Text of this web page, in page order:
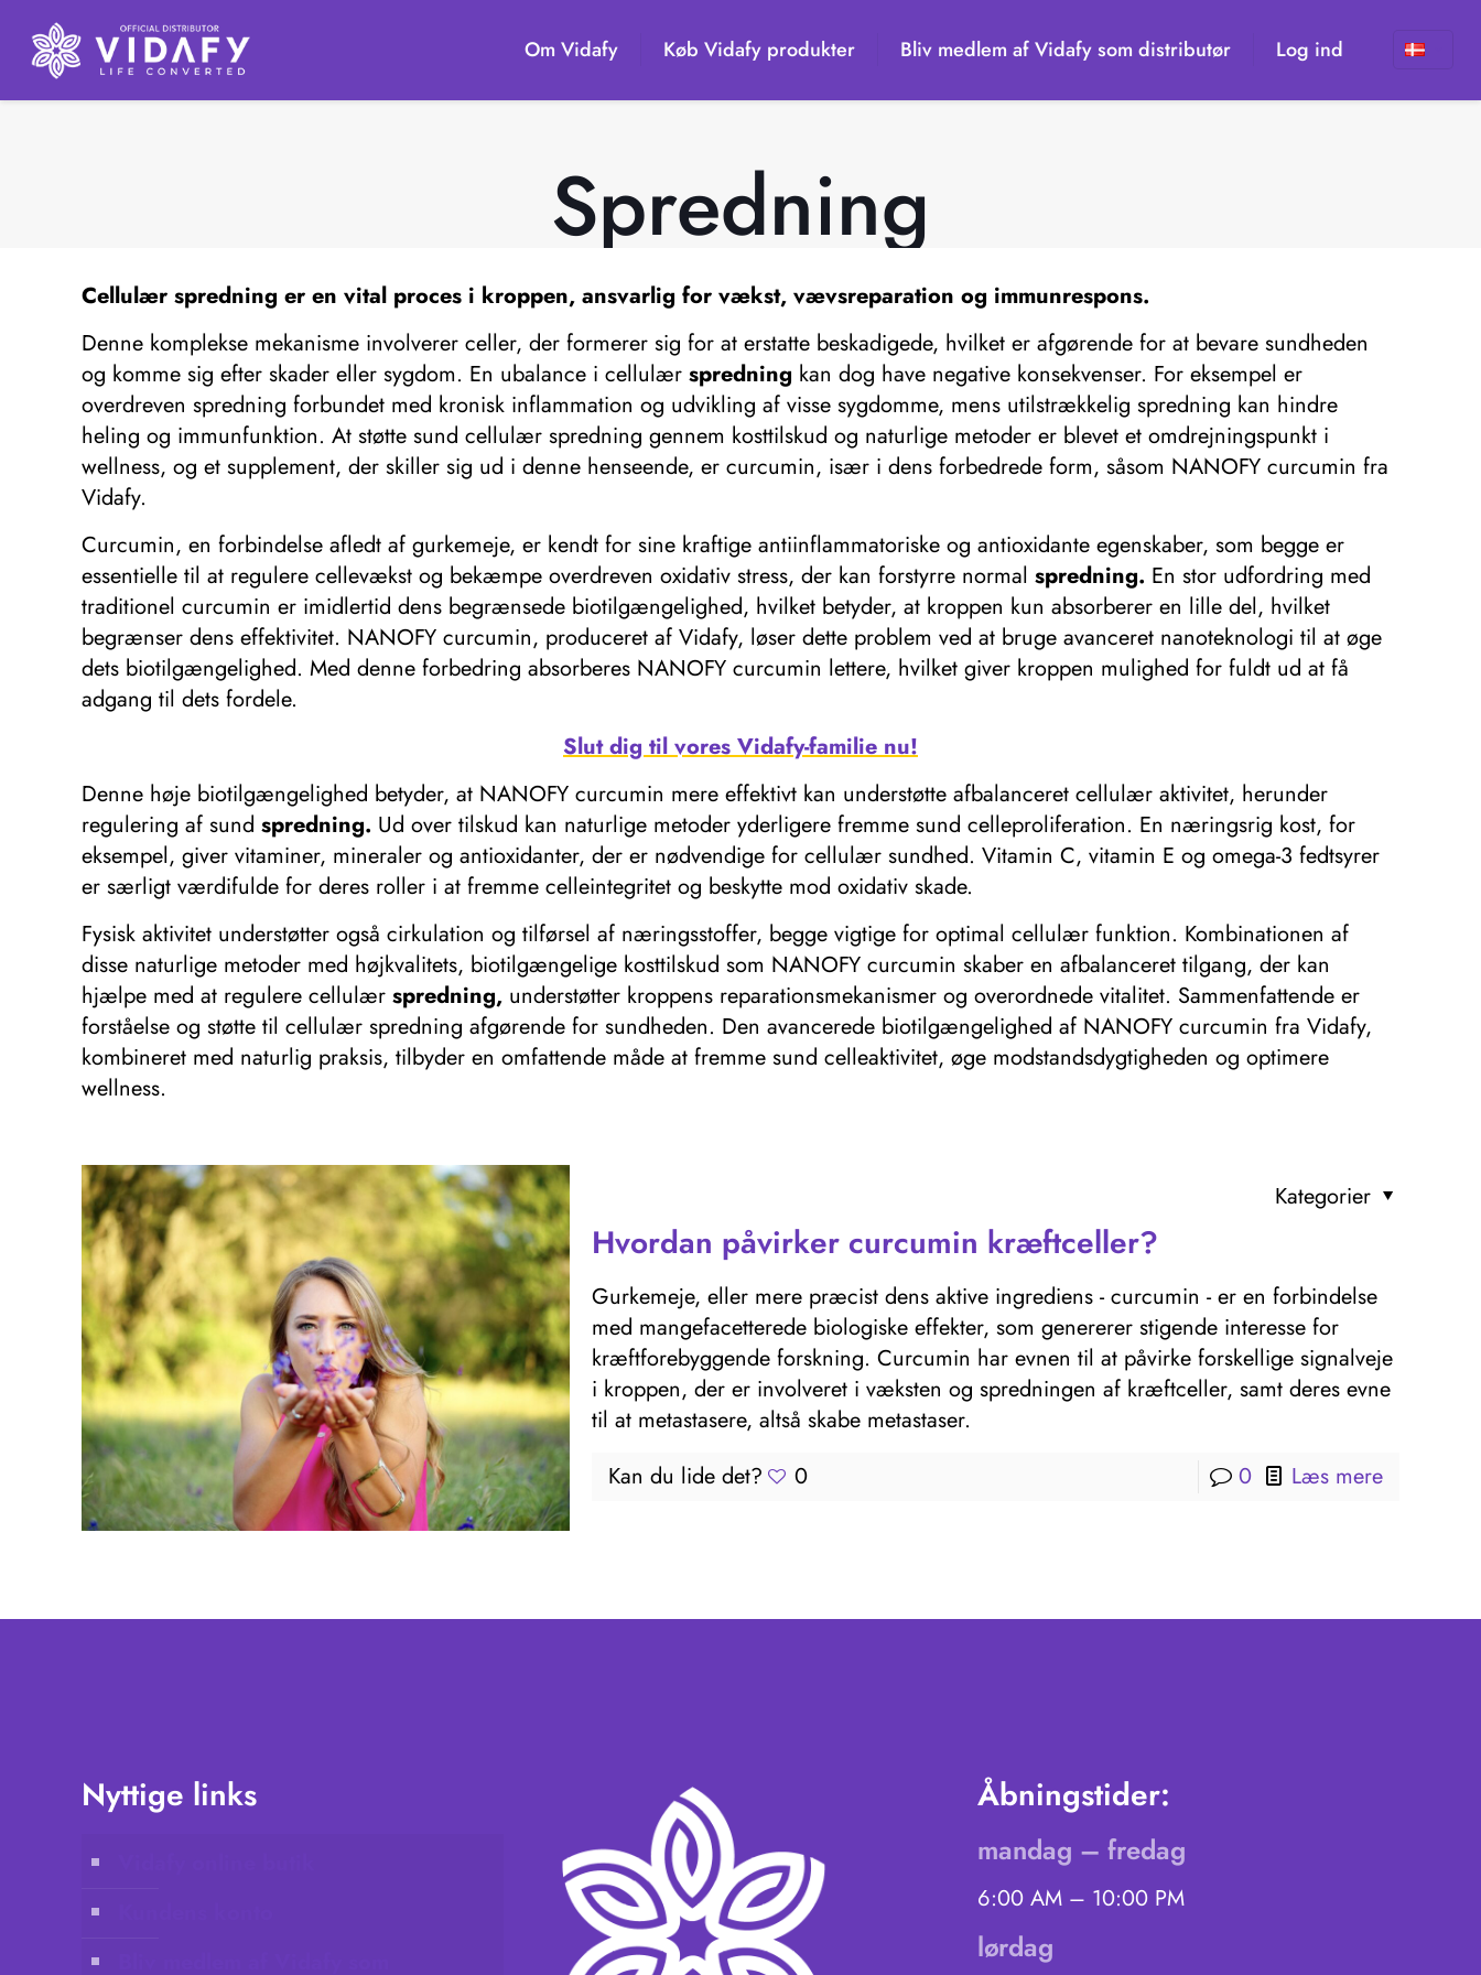
Om Vidafy Køb Vidafy produkter Bliv medlem af Vidafy som distributør Log ind
Spredning
Cellulærspredning er en vital proces i kroppen, ansvarlig for vækst, vævsreparation og immunrespons.
Denne komplekse mekanisme involverer celler, der formerer sig for at erstatte beskadigede, hvilket er afgørende for at bevare sundheden
og komme sig efter skader eller sygdom. En ubalance i cellulærspredning kan dog have negative konsekvenser. For eksempel er
overdreven spredning forbundet med kronisk inflammation og udvikling af visse sygdomme, mens utilstrækkelig spredning kan hindre
heling og immunfunktion. At støtte sund cellulær spredning gennem kosttilskud og naturlige metoder er blevet et omdrejningspunkt i
wellness, og et supplement, der skiller sig ud i denne henseende, er curcumin, især i dens forbedrede form, såsom NANOFY curcumin fra
Vidafy.
Curcumin, en forbindelse afledt af gurkemeje, er kendt for sine kraftige antiinflammatoriske og antioxidante egenskaber, som begge er
essentielle til at regulere cellevækst og bekæmpe overdreven oxidativ stress, der kan forstyrre normalspredning. En stor udfordring med
traditionel curcumin er imidlertid dens begrænsede biotilgængelighed, hvilket betyder, at kroppen kun absorberer en lille del, hvilket
begrænser dens effektivitet. NANOFY curcumin, produceret af Vidafy, løser dette problem ved at bruge avanceret nanoteknologi til at øge
dets biotilgængelighed. Med denne forbedring absorberes NANOFY curcumin lettere, hvilket giver kroppen mulighed for fuldt ud at få
adgang til dets fordele.
Slut dig til vores Vidafy-familie nu!
Denne høje biotilgængelighed betyder, at NANOFY curcumin mere effektivt kan understøtte afbalanceret cellulær aktivitet, herunder
regulering af sundspredning. Ud over tilskud kan naturlige metoder yderligere fremme sund celleproliferation. En næringsrig kost, for
eksempel, giver vitaminer, mineraler og antioxidanter, der er nødvendige for cellulær sundhed. Vitamin C, vitamin E og omega-3 fedtsyrer
er særligt værdifulde for deres roller i at fremme celleintegritet og beskytte mod oxidativ skade.
Fysisk aktivitet understøtter også cirkulation og tilførsel af næringsstoffer, begge vigtige for optimal cellulær funktion. Kombinationen af ​​
disse naturlige metoder med højkvalitets, biotilgængelige kosttilskud som NANOFY curcumin skaber en afbalanceret tilgang, der kan
hjælpe med at regulere cellulærspredning, understøtter kroppens reparationsmekanismer og overordnede vitalitet. Sammenfattende er
forståelse og støtte til cellulær spredning afgørende for sundheden. Den avancerede biotilgængelighed af NANOFY curcumin fra Vidafy,
kombineret med naturlig praksis, tilbyder en omfattende måde at fremme sund celleaktivitet, øge modstandsdygtigheden og optimere
wellness.
Kategorier
Hvordan påvirker curcumin kræftceller?
Gurkemeje, eller mere præcist dens aktive ingrediens - curcumin - er en forbindelse
med mangefacetterede biologiske effekter, som genererer stigende interesse for
kræftforebyggende forskning. Curcumin har evnen til at påvirke forskellige signalveje
i kroppen, der er involveret i væksten og spredningen af ​​kræftceller, samt deres evne
til at metastasere, altså skabe metastaser.
Kan du lide det?
0 0 Læs mere
Nyttige links Åbningstider:
mandag – fredag
6:00 AM – 10:00 PM
lørdag